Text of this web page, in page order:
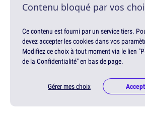
Contenu bloqué par vos
Ce contenu est fourni par un service tiers.
devez accepter les cookies dans vos
Modifiez ce choix à tout moment via le lien
de la Confidentialité" en bas de page.
Gérer mes choix